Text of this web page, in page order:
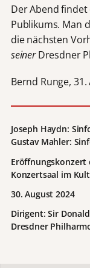
Der Abend
Publikums. Man
die nächsten
seinerDresdner
Bernd Runge,
Joseph Haydn:
Gustav Mahler:
Eröffnungskonzert
Konzertsaal im
30. August 2024
Dirigent: Sir
Dresdner